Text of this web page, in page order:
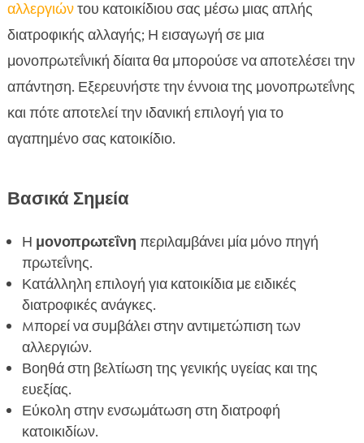
 Πλεονεκτήματα της Μονοπρωτεΐνης στη
Διατροφή
Κοινοί Τύποι Μονοπρωτεΐνικών Διαιτών
Πότε να Επιλέξετε Μονοπρωτεΐνική Δίαιτα για το
Κατοικίδιο σας
Πώς να Εισάγετε Μια Μονοπρωτεΐνική Δίαιτα
Τι σημαίνει μονοπρωτεΐνη;
Τροφής
 Ειδικές Συστάσεις: CricksyDog

Σημάδια Ότι η Μονοπρωτεΐνική Δίαιτα
Λειτουργεί
Πιθανοί Κίνδυνοι και Προβλήματα
 Συμβουλές για Αγορά Μονοπρωτεΐνικών
Προϊόντων
 FAQ
αλλεργιώντου κατοικίδιου σας μέσω μιας απλής
διατροφικής αλλαγής; Η εισαγωγή σε μια
μονοπρωτεΐνική δίαιτα θα μπορούσε να αποτελέσει την
απάντηση. Εξερευνήστε την έννοια της μονοπρωτεΐνης
και πότε αποτελεί την ιδανική επιλογή για το
αγαπημένο σας κατοικίδιο.
Βασικά Σημεία
Η μονοπρωτεΐνη περιλαμβάνει μία μόνο πηγή
πρωτεΐνης.
Κατάλληλη επιλογή για κατοικίδια με ειδικές
διατροφικές ανάγκες.
Mπορεί να συμβάλει στην αντιμετώπιση των
αλλεργιών.
Βοηθά στη βελτίωση της γενικής υγείας και της
ευεξίας.
Εύκολη στην ενσωμάτωση στη διατροφή
κατοικιδίων.